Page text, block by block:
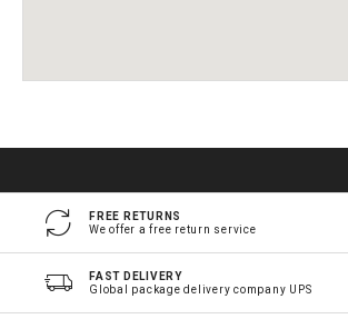
FREE RETURNS
We offer a free return service
FAST DELIVERY
Global package delivery company UPS